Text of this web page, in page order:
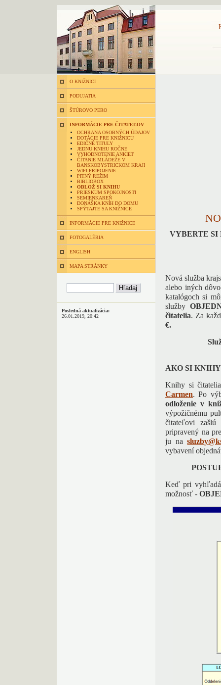
O KNIŽNICI
PODUJATIA
ŠTÚROVO PERO
INFORMÁCIE PRE ČITATEĽOV
OCHRANA OSOBNÝCH ÚDAJOV
DOTÁCIE PRE KNIŽNICU
EDIČNÉ TITULY
JEDNU KNIHU ROČNE
VYHODNOTENIE ANKIET
ČÍTANIE MLÁDEŽE V
BANSKOBYSTRICKOM KRAJI
WIFI PRIPOJENIE
PITNÝ REŽIM
BIBLIOBOX
ODLOŽ SI KNIHU
PRIESKUM SPOKOJNOSTI
SEMIENKAREŇ
DONÁŠKA KNÍH DO DOMU
SPÝTAJTE SA KNIŽNICE
INFORMÁCIE PRE KNIŽNICE
FOTOGALÉRIA
ENGLISH
MAPA STRÁNKY
Posledná aktualizácia:
26.01.2019, 20:42
VYBERTE SI
Nová služba
alebo iných
katalógoch si
služby
čitatelia. Za
€.
AKO SI
Knihy si
Carmen. Po
odloženie v
výpožičnému
čitateľovi
pripravený na
ju na
vybavení
Keď pri
možnosť -